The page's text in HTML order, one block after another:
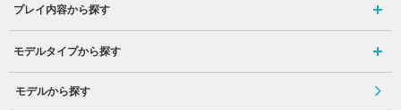
プレイ内容から探す
モデルタイプから探す
モデルから探す